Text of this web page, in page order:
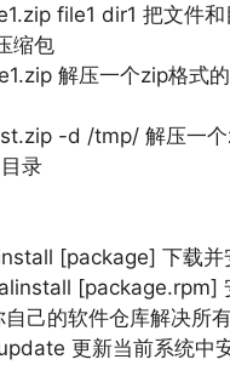
file1 dir1 把文件和
缩包
解压一个zip格式
-d /tmp/ 解压一个
录
[package] 下载并
[package.rpm]
己的软件仓库解决所
更新当前系统中